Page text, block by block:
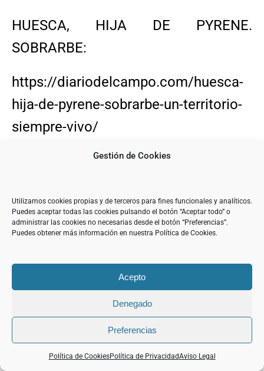
Gestión de Cookies
Utilizamos cookies propias y de terceros para fines funcionales y analíticos.
Puedes aceptar todas las cookies pulsando el botón “Aceptar todo” o
administrar las cookies no necesarias desde el botón “Preferencias”.
Puedes obtener más información en nuestra Política de Cookies.
Acepto
Denegado
Preferencias
Política de CookiesPolítica de PrivacidadAviso Legal
HUESCA, HIJA DE PYRENE.
SOBRARBE:
https://diariodelcampo.com/huesca-
hija-de-pyrene-sobrarbe-un-territorio-
siempre-vivo/
HUESCA, HIJA DE PYRENE. LA
https://diariodelcampo.com/huesca-
hija-de-pyrene-la-ribagorza-un-
territorio-siempre-vivo/
HUESCA, HIJA DE PYRENE. HOYA DE
HUESCA:
https://diariodelcampo.com/huesca-